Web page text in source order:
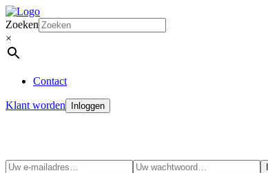
Zoeken
×
Contact
Klant worden Inloggen